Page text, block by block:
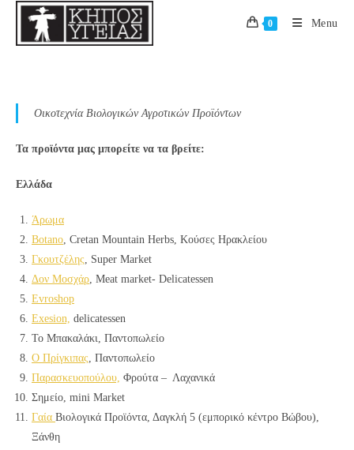
content
0 Menu
Οικοτεχνία Βιολογικών Αγροτικών Προϊόντων
Τα προϊόντα μας μπορείτε να τα βρείτε:
Ελλάδα
Άρωμα
Βotano, Cretan Mountain Herbs, Κούσες Ηρακλείου
Γκουτζέλης, Super Market
Δον Μοσχάρ, Meat market- Delicatessen
Evroshop
Exesion, delicatessen
Το Μπακαλάκι, Παντοπωλείο
Ο Πρίγκιπας, Παντοπωλείο
Παρασκευοπούλου, Φρούτα – Λαχανικά
Σημείο, mini Market
Γαία Βιολογικά Προϊόντα, Δαγκλή 5 (εμπορικό κέντρο Βώβου),
Ξάνθη